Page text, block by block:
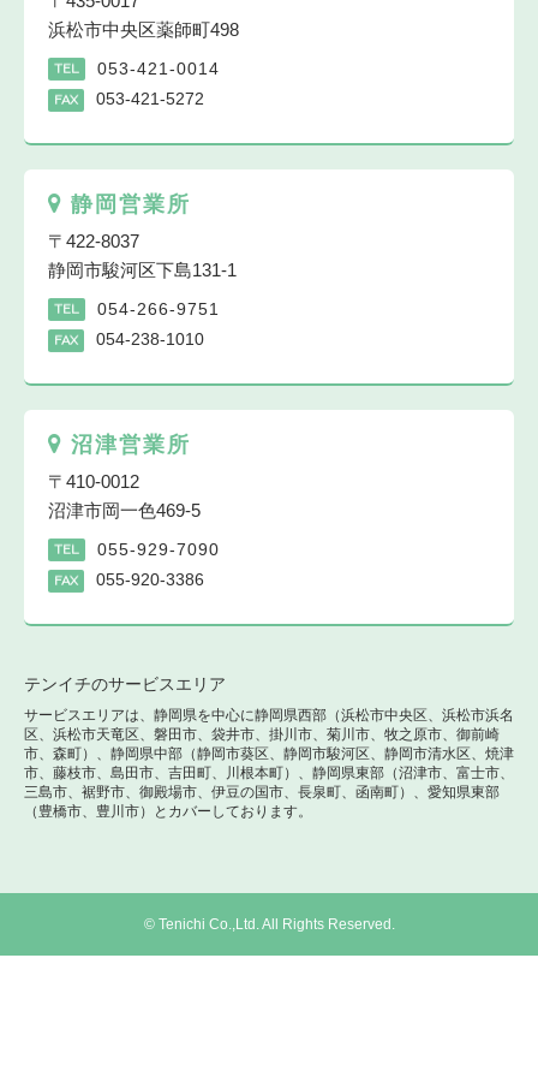
浜松市中央区薬師町498
TEL 053-421-0014
FAX 053-421-5272
静岡営業所
〒422-8037
静岡市駿河区下島131-1
TEL 054-266-9751
FAX 054-238-1010
沼津営業所
〒410-0012
沼津市岡一色469-5
TEL 055-929-7090
FAX 055-920-3386
テンイチのサービスエリア
サービスエリアは、静岡県を中心に静岡県西部（浜松市中央区、浜松市浜名
区、浜松市天竜区、磐田市、袋井市、掛川市、菊川市、牧之原市、御前崎
市、森町）、静岡県中部（静岡市葵区、静岡市駿河区、静岡市清水区、焼津
市、藤枝市、島田市、吉田町、川根本町）、静岡県東部（沼津市、富士市、
三島市、裾野市、御殿場市、伊豆の国市、長泉町、函南町）、愛知県東部
（豊橋市、豊川市）とカバーしております。
© Tenichi Co.,Ltd. All Rights Reserved.